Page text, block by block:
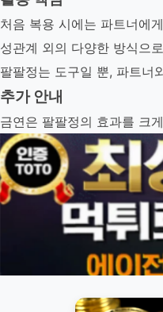
처음 복용 시에는 파트너에
성관계 외의 다양한 방식으
팔팔정는 도구일 뿐, 파트너
추가 안내
금연은 팔팔정의 효과를 크